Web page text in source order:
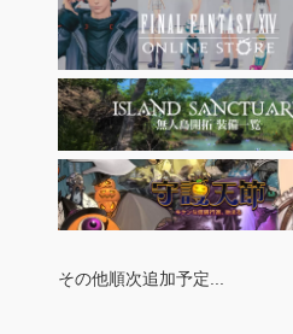
その他順次追加予定...